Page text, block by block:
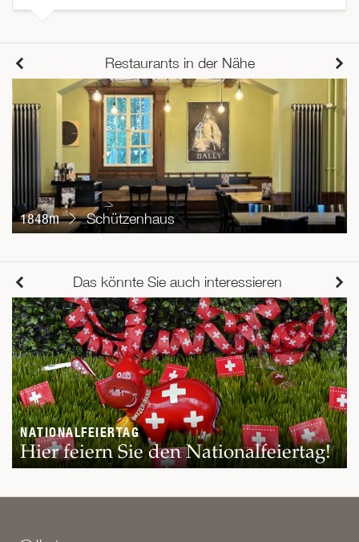
Restaurants in der Nähe
1848m Schützenhaus
Das könnte Sie auch interessieren
NATIONALFEIERTAG
Hier feiern Sie den Nationalfeiertag!